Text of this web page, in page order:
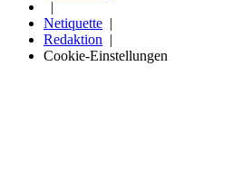
Netiquette
Redaktion
Cookie-Einstellungen